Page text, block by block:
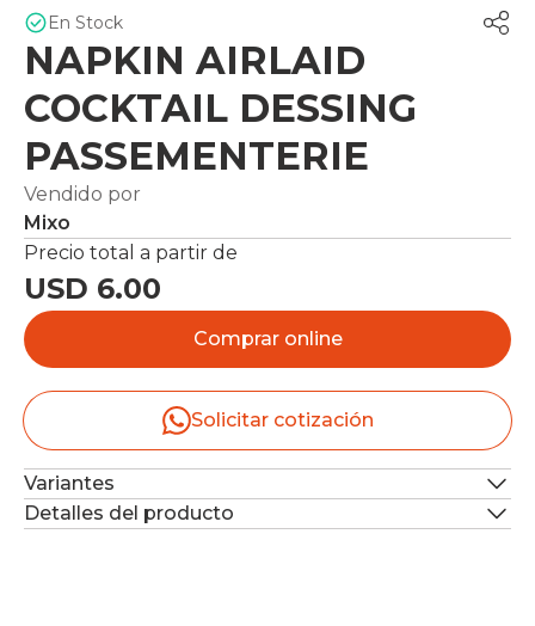
En Stock
NAPKIN AIRLAID
COCKTAIL DESSING
PASSEMENTERIE
Vendido por
Mixo
Precio total a partir de
USD 6.00
Comprar online
Solicitar cotización
Variantes
Detalles del producto